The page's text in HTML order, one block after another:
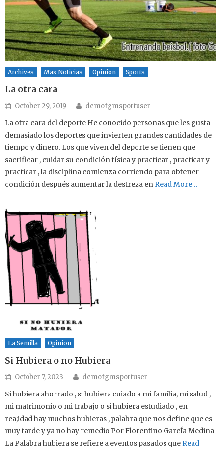
Archives Mas Noticias Opinion Sports
La otra cara
Posted on
October 29, 2019 Author
demofgmsportuser
La otra cara del deporte He conocido personas que les gusta
demasiado los deportes que invierten grandes cantidades de
tiempo y dinero. Los que viven del deporte se tienen que
sacrificar , cuidar su condición física y practicar , practicar y
practicar , la disciplina comienza corriendo para obtener
condición después aumentar la destreza en Read More…
La Semilla Opinion
Si Hubiera o no Hubiera
Posted on
October 7, 2023 Author
demofgmsportuser
Si hubiera ahorrado , si hubiera cuiado a mi familia, mi salud ,
mi matrimonio o mi trabajo o si hubiera estudiado , en
rea;idad hay muchos hubieras , palabra que nos define que es
muy tarde y ya no hay remedio Por Florentino GarcÍa Medina
La Palabra hubiera se refiere a eventos pasados que Read